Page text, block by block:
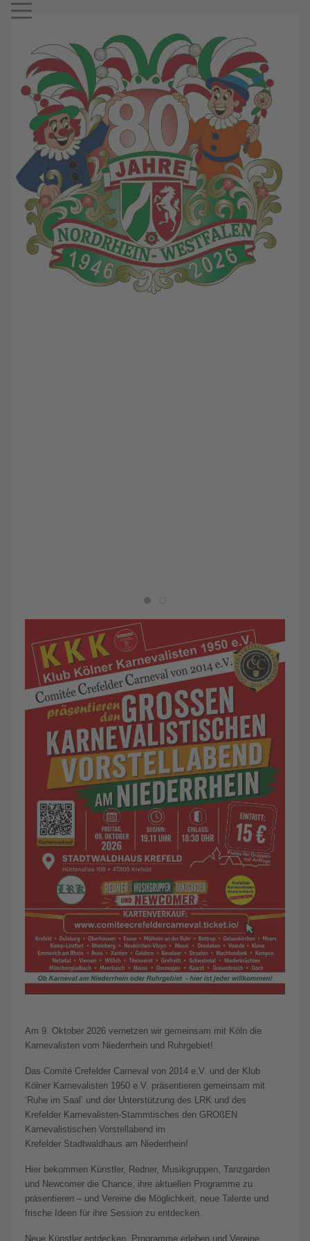
Mobile Menu Toggle
Am 9. Oktober 2026 vernetzen wir gemeinsam mit Köln die
Karnevalisten vom Niederrhein und Ruhrgebiet!
Das Comité Crefelder Carneval von 2014 e.V. und der Klub
Kölner Karnevalisten 1950 e.V. präsentieren gemeinsam mit
‘Ruhe im Saal’ und der Unterstützung des LRK und des
Krefelder Karnevalisten-Stammtisches den GROßEN
Karnevalistischen Vorstellabend im
Krefelder Stadtwaldhaus am Niederrhein!
Hier bekommen Künstler, Redner, Musikgruppen, Tanzgarden
und Newcomer die Chance, ihre aktuellen Programme zu
präsentieren – und Vereine die Möglichkeit, neue Talente und
frische Ideen für ihre Session zu entdecken.
Neue Künstler entdecken, Programme erleben und Vereine